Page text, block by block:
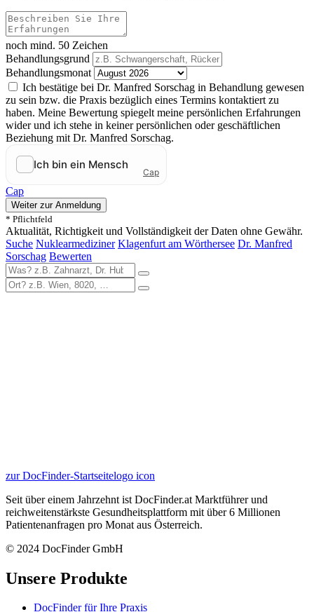
noch mind. 50 Zeichen
Behandlungsgrund
Behandlungsmonat
Ich bestätige bei Dr. Manfred Sorschag in Behandlung gewesen
zu sein bzw. die Praxis bezüglich eines Termins kontaktiert zu
haben. Meine Bewertung spiegelt meine persönlichen Erfahrungen
wider und ich stehe in keiner persönlichen oder geschäftlichen
Beziehung mit Dr. Manfred Sorschag.
Cap
Weiter zur Anmeldung
* Pflichtfeld
Aktualität, Richtigkeit und Vollständigkeit der Daten ohne Gewähr.
Suche Nuklearmediziner Klagenfurt am Wörthersee Dr. Manfred
Sorschag Bewerten
zur DocFinder-Startseitelogo icon
Seit über einem Jahrzehnt ist DocFinder.at Marktführer und
reichweitenstärkste Gesundheitsplattform mit über 6 Millionen
Patientenanfragen pro Monat aus Österreich.
© 2024 DocFinder GmbH
Unsere Produkte
DocFinder für Ihre Praxis